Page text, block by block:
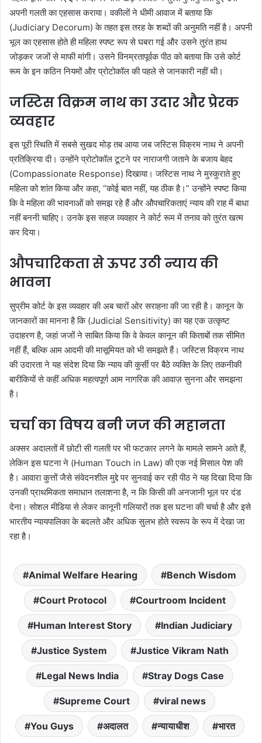
अपनी गलती का एहसास कराया। वकीलों ने धीमी आवाज में बताया कि
(Judiciary Decorum) के तहत इस तरह के शब्दों की अनुमति नहीं है। अपनी
भूल का एहसास होते ही महिला स्पष्ट रूप से घबरा गई और उसने तुरंत हाथ
जोड़कर जजों से माफी मांगी। उसने विनम्रतापूर्वक पीठ को बताया कि उसे कोर्ट
रूम के इन कठिन नियमों और प्रोटोकॉल की पहले से जानकारी नहीं थी।
जस्टिस विक्रम नाथ का उदार और प्रेरक
व्यवहार
इस पूरी स्थिति में सबसे सुखद मोड़ तब आया जब जस्टिस विक्रम नाथ ने अपनी
प्रतिक्रिया दी। उन्होंने प्रोटोकॉल टूटने पर नाराजगी जताने के बजाय बेहद
(Compassionate Response) दिखाया। जस्टिस नाथ ने मुस्कुराते हुए
महिला को शांत किया और कहा, “कोई बात नहीं, यह ठीक है।” उन्होंने स्पष्ट किया
कि वे महिला की भावनाओं को समझ रहे हैं और औपचारिकताएं न्याय की राह में बाधा
नहीं बननी चाहिए। उनके इस सहज व्यवहार ने कोर्ट रूम में तनाव को तुरंत खत्म
कर दिया।
औपचारिकता से ऊपर उठी न्याय की
भावना
सुप्रीम कोर्ट के इस व्यवहार की अब चारों ओर सराहना की जा रही है। कानून के
जानकारों का मानना है कि (Judicial Sensitivity) का यह एक उत्कृष्ट
उदाहरण है, जहां जजों ने साबित किया कि वे केवल कानून की किताबों तक सीमित
नहीं हैं, बल्कि आम आदमी की मासूमियत को भी समझते हैं। जस्टिस विक्रम नाथ
की उदारता ने यह संदेश दिया कि न्याय की कुर्सी पर बैठे व्यक्ति के लिए तकनीकी
बारीकियों से कहीं अधिक महत्वपूर्ण आम नागरिक की आवाज़ सुनना और समझना
है।
चर्चा का विषय बनी जज की महानता
अक्सर अदालतों में छोटी सी गलती पर भी फटकार लगने के मामले सामने आते हैं,
लेकिन इस घटना ने (Human Touch in Law) की एक नई मिसाल पेश की
है। आवारा कुत्तों जैसे संवेदनशील मुद्दे पर सुनवाई कर रही पीठ ने यह दिखा दिया कि
उनकी प्राथमिकता समाधान तलाशना है, न कि किसी की अनजानी भूल पर दंड
देना। सोशल मीडिया से लेकर कानूनी गलियारों तक इस घटना की चर्चा है और इसे
भारतीय न्यायपालिका के बदलते और अधिक सुलभ होते स्वरूप के रूप में देखा जा
रहा है।
Animal Welfare Hearing Bench Wisdom
Court Protocol Courtroom Incident
Human Interest Story Indian Judiciary
Justice System Justice Vikram Nath
Legal News India Stray Dogs Case
Supreme Court viral news
You Guys अदालत न्यायाधीश भारत